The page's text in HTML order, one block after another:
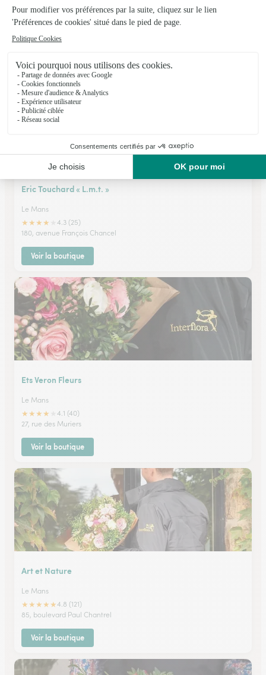
Le Mans
24, rue Jankowsky
Voir la boutique
Eric Touchard « L.m.t. »
Le Mans
★★★★
4.3 (25)
180, avenue François Chancel
Voir la boutique
Ets Veron Fleurs
Le Mans
★★★★
4.1 (40)
27, rue des Muriers
Voir la boutique
Art et Nature
Le Mans
★★★★★4.8 (121)
85, boulevard Paul Chantrel
Voir la boutique